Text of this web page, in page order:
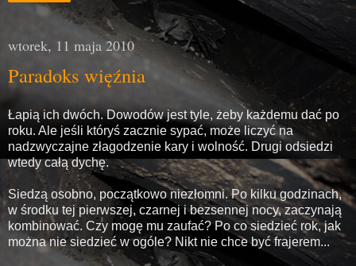
wtorek, 11 maja 2010
Paradoks więźnia
Łapią ich dwóch. Dowodów jest tyle, żeby każdemu dać po
roku. Ale jeśli któryś zacznie sypać, może liczyć na
nadzwyczajne złagodzenie kary i wolność. Drugi odsiedzi
wtedy całą dychę.
Siedzą osobno, początkowo niezłomni. Po kilku godzinach,
w środku tej pierwszej, czarnej i bezsennej nocy, zaczynają
kombinować. Czy mogę mu zaufać? Po co siedzieć rok, jak
można nie siedzieć w ogóle? Nikt nie chce być frajerem...